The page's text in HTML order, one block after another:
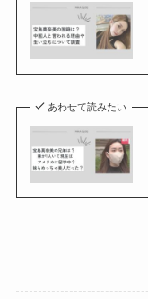
あわせて読みたい